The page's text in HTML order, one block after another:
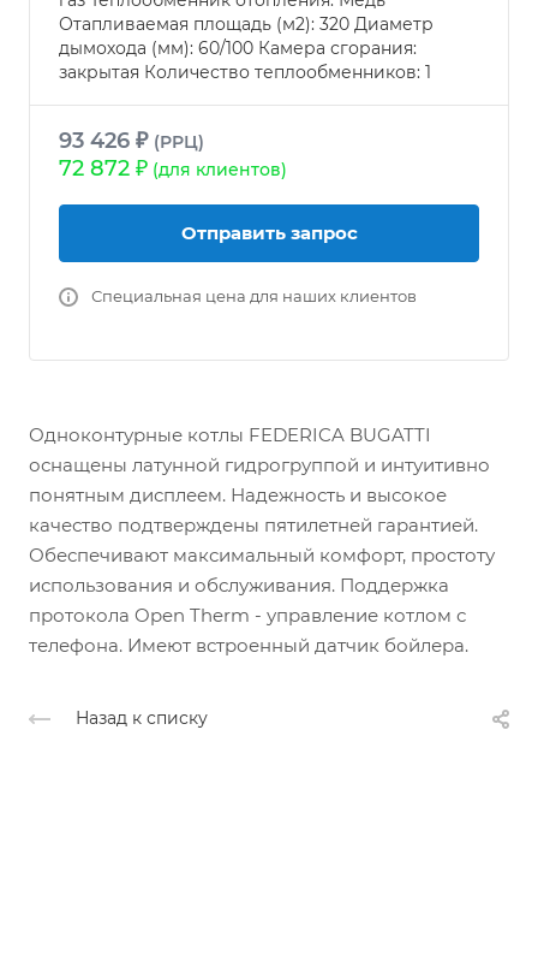
Отапливаемая площадь (м2): 320 Диаметр
дымохода (мм): 60/100 Камера сгорания:
закрытая Количество теплообменников: 1
93 426 ₽ (РРЦ)
72 872 ₽ (для клиентов)
Отправить запрос
Специальная цена для наших клиентов
Одноконтурные котлы FEDERICA BUGATTI
оснащены латунной гидрогруппой и интуитивно
понятным дисплеем. Надежность и высокое
качество подтверждены пятилетней гарантией.
Обеспечивают максимальный комфорт, простоту
использования и обслуживания. Поддержка
протокола Open Therm - управление котлом с
телефона. Имеют встроенный датчик бойлера.
Назад к списку